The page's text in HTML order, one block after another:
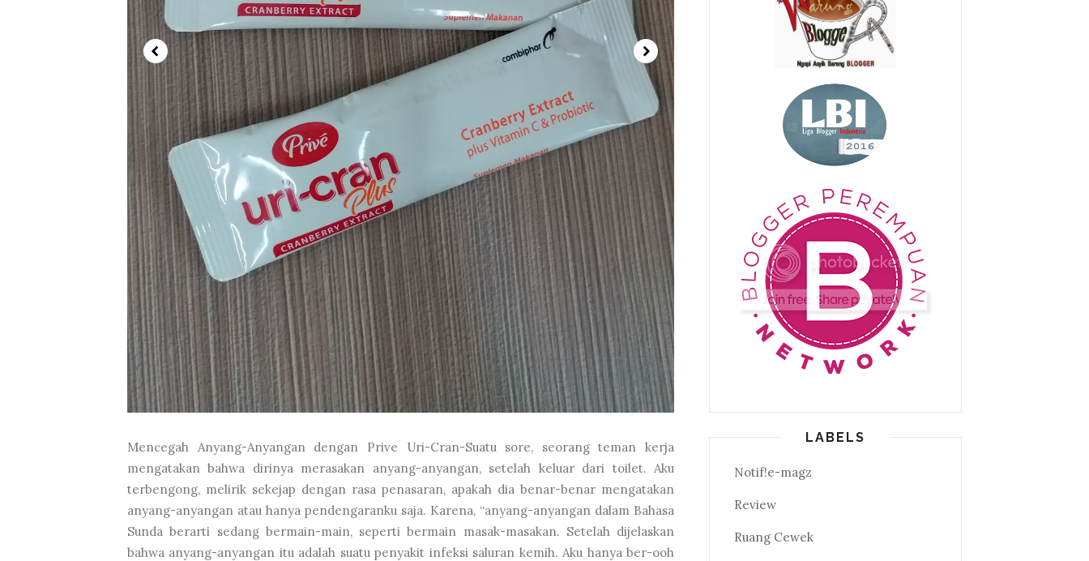
Mencegah Anyang-Anyangan dengan Prive Uri-Cran-Suatu sore, seorang teman kerja
mengatakan bahwa dirinya merasakan anyang-anyangan, setelah keluar dari toilet. Aku
terbengong, melirik sekejap dengan rasa penasaran, apakah dia benar-benar mengatakan
anyang-anyangan atau hanya pendengaranku saja. Karena, “anyang-anyangan dalam Bahasa
Sunda berarti sedang bermain-main, seperti bermain masak-masakan. Setelah dijelaskan
bahwa anyang-anyangan itu adalah suatu penyakit infeksi saluran kemih. Aku hanya ber-ooh
LABELS
Notif!e-magz
Review
Ruang Cewek